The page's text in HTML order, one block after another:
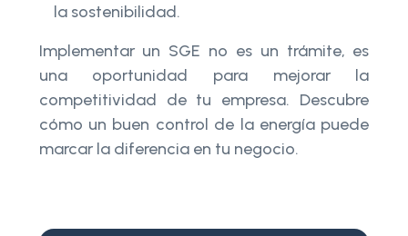
la sostenibilidad.
Implementar un SGE no es un trámite, es
una oportunidad para mejorar la
competitividad de tu empresa. Descubre
cómo un buen control de la energía puede
marcar la diferencia en tu negocio.